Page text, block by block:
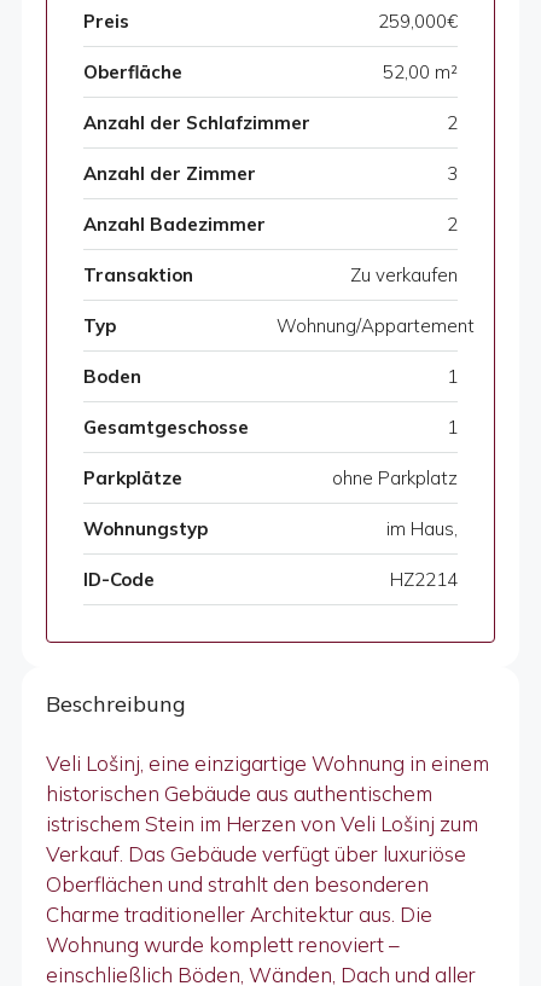
Preis 259,000€
Oberfläche 52,00 m²
Anzahl der Schlafzimmer 2
Anzahl der Zimmer 3
Anzahl Badezimmer 2
Transaktion Zu verkaufen
Typ Wohnung/Appartement
Boden 1
Gesamtgeschosse 1
Parkplätze ohne Parkplatz
Wohnungstyp im Haus,
ID-Code HZ2214
Beschreibung
Veli Lošinj, eine einzigartige Wohnung in einem
historischen Gebäude aus authentischem
istrischem Stein im Herzen von Veli Lošinj zum
Verkauf. Das Gebäude verfügt über luxuriöse
Oberflächen und strahlt den besonderen
Charme traditioneller Architektur aus. Die
Wohnung wurde komplett renoviert –
einschließlich Böden, Wänden, Dach und aller